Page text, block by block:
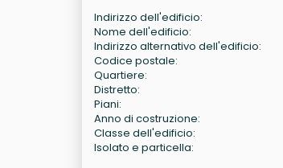
Indirizzo dell'edificio:
Nome dell'edificio:
Indirizzo alternativo dell'edificio:
Codice postale:
Quartiere:
Distretto:
Piani:
Anno di costruzione:
Classe dell'edificio:
Isolato e particella: